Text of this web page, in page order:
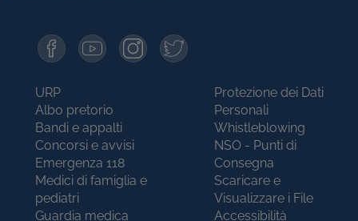
URP
Albo pretorio
Bandi e appalti
Concorsi e avvisi
Emergenza 118
Medici di famiglia e
pediatri
Guardia medica
Protezione dei Dati
Personali
Whistleblowing
NSO - Punti di
Consegna
Scaricare e
Visualizzare i File
Accessibilità